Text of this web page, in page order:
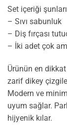
Set içeriği
– Sıvı sabunluk
– Diş fırçası
– İki adet çok
Ürünün en
zarif dikey
Modern ve
uyum sağlar.
hijyenik kılar.